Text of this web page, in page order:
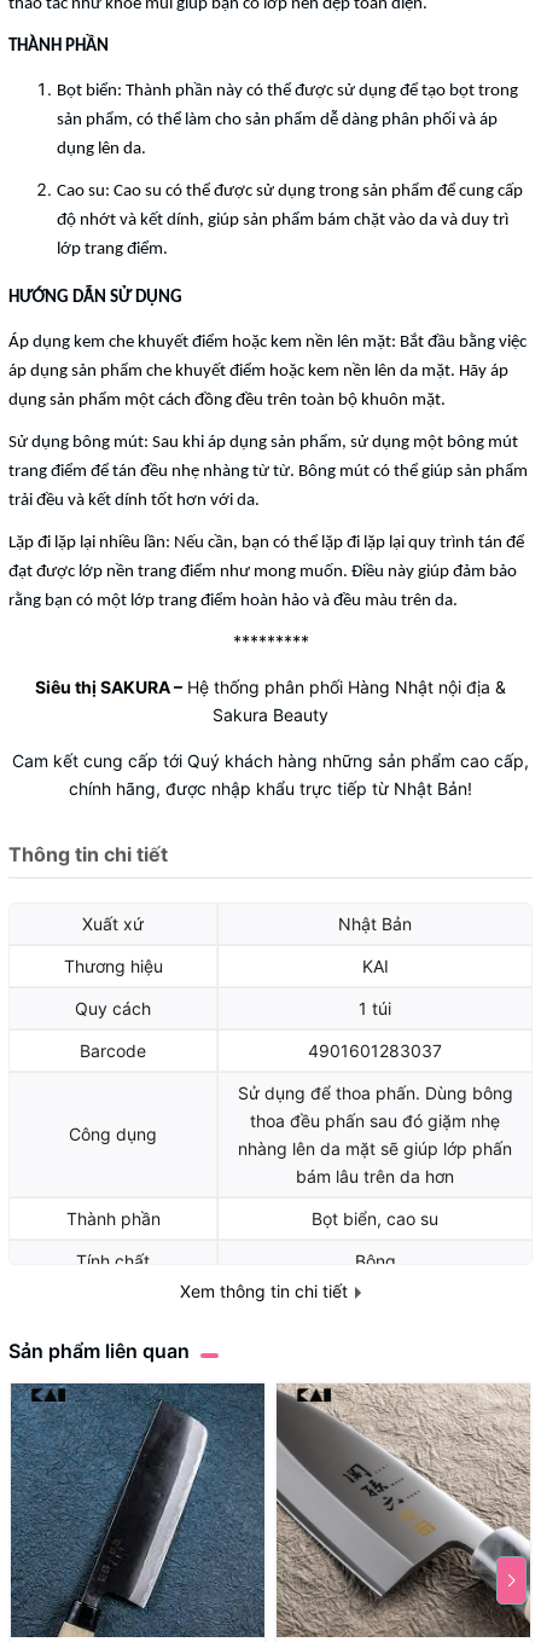
thao tác như khóe mũi giúp bạn có lớp nền đẹp toàn diện.
THÀNH PHẦN
Bọt biển: Thành phần này có thể được sử dụng để tạo bọt trong
sản phẩm, có thể làm cho sản phẩm dễ dàng phân phối và áp
dụng lên da.
Cao su: Cao su có thể được sử dụng trong sản phẩm để cung cấp
độ nhớt và kết dính, giúp sản phẩm bám chặt vào da và duy trì
lớp trang điểm.
HƯỚNG DẪN SỬ DỤNG
Áp dụng kem che khuyết điểm hoặc kem nền lên mặt: Bắt đầu bằng việc
áp dụng sản phẩm che khuyết điểm hoặc kem nền lên da mặt. Hãy áp
dụng sản phẩm một cách đồng đều trên toàn bộ khuôn mặt.
Sử dụng bông mút: Sau khi áp dụng sản phẩm, sử dụng một bông mút
trang điểm để tán đều nhẹ nhàng từ từ. Bông mút có thể giúp sản phẩm
trải đều và kết dính tốt hơn với da.
Lặp đi lặp lại nhiều lần: Nếu cần, bạn có thể lặp đi lặp lại quy trình tán để
đạt được lớp nền trang điểm như mong muốn. Điều này giúp đảm bảo
rằng bạn có một lớp trang điểm hoàn hảo và đều màu trên da.
*********
Siêu thị SAKURA– Hệ thống phân phối Hàng Nhật nội địa &
Sakura Beauty
Cam kết cung cấp tới Quý khách hàng những sản phẩm cao cấp,
chính hãng, được nhập khẩu trực tiếp từ Nhật Bản!
Thông tin chi tiết
Xuất xứ Nhật Bản
Thương hiệu KAI
Quy cách 1 túi
Barcode 4901601283037
Công dụng
Sử dụng để thoa phấn. Dùng bông
thoa đều phấn sau đó giặm nhẹ
nhàng lên da mặt sẽ giúp lớp phấn
bám lâu trên da hơn
Thành phần Bọt biển, cao su
Tính chất Bông
Xem thông tin chi tiết
Sản phẩm liên quan